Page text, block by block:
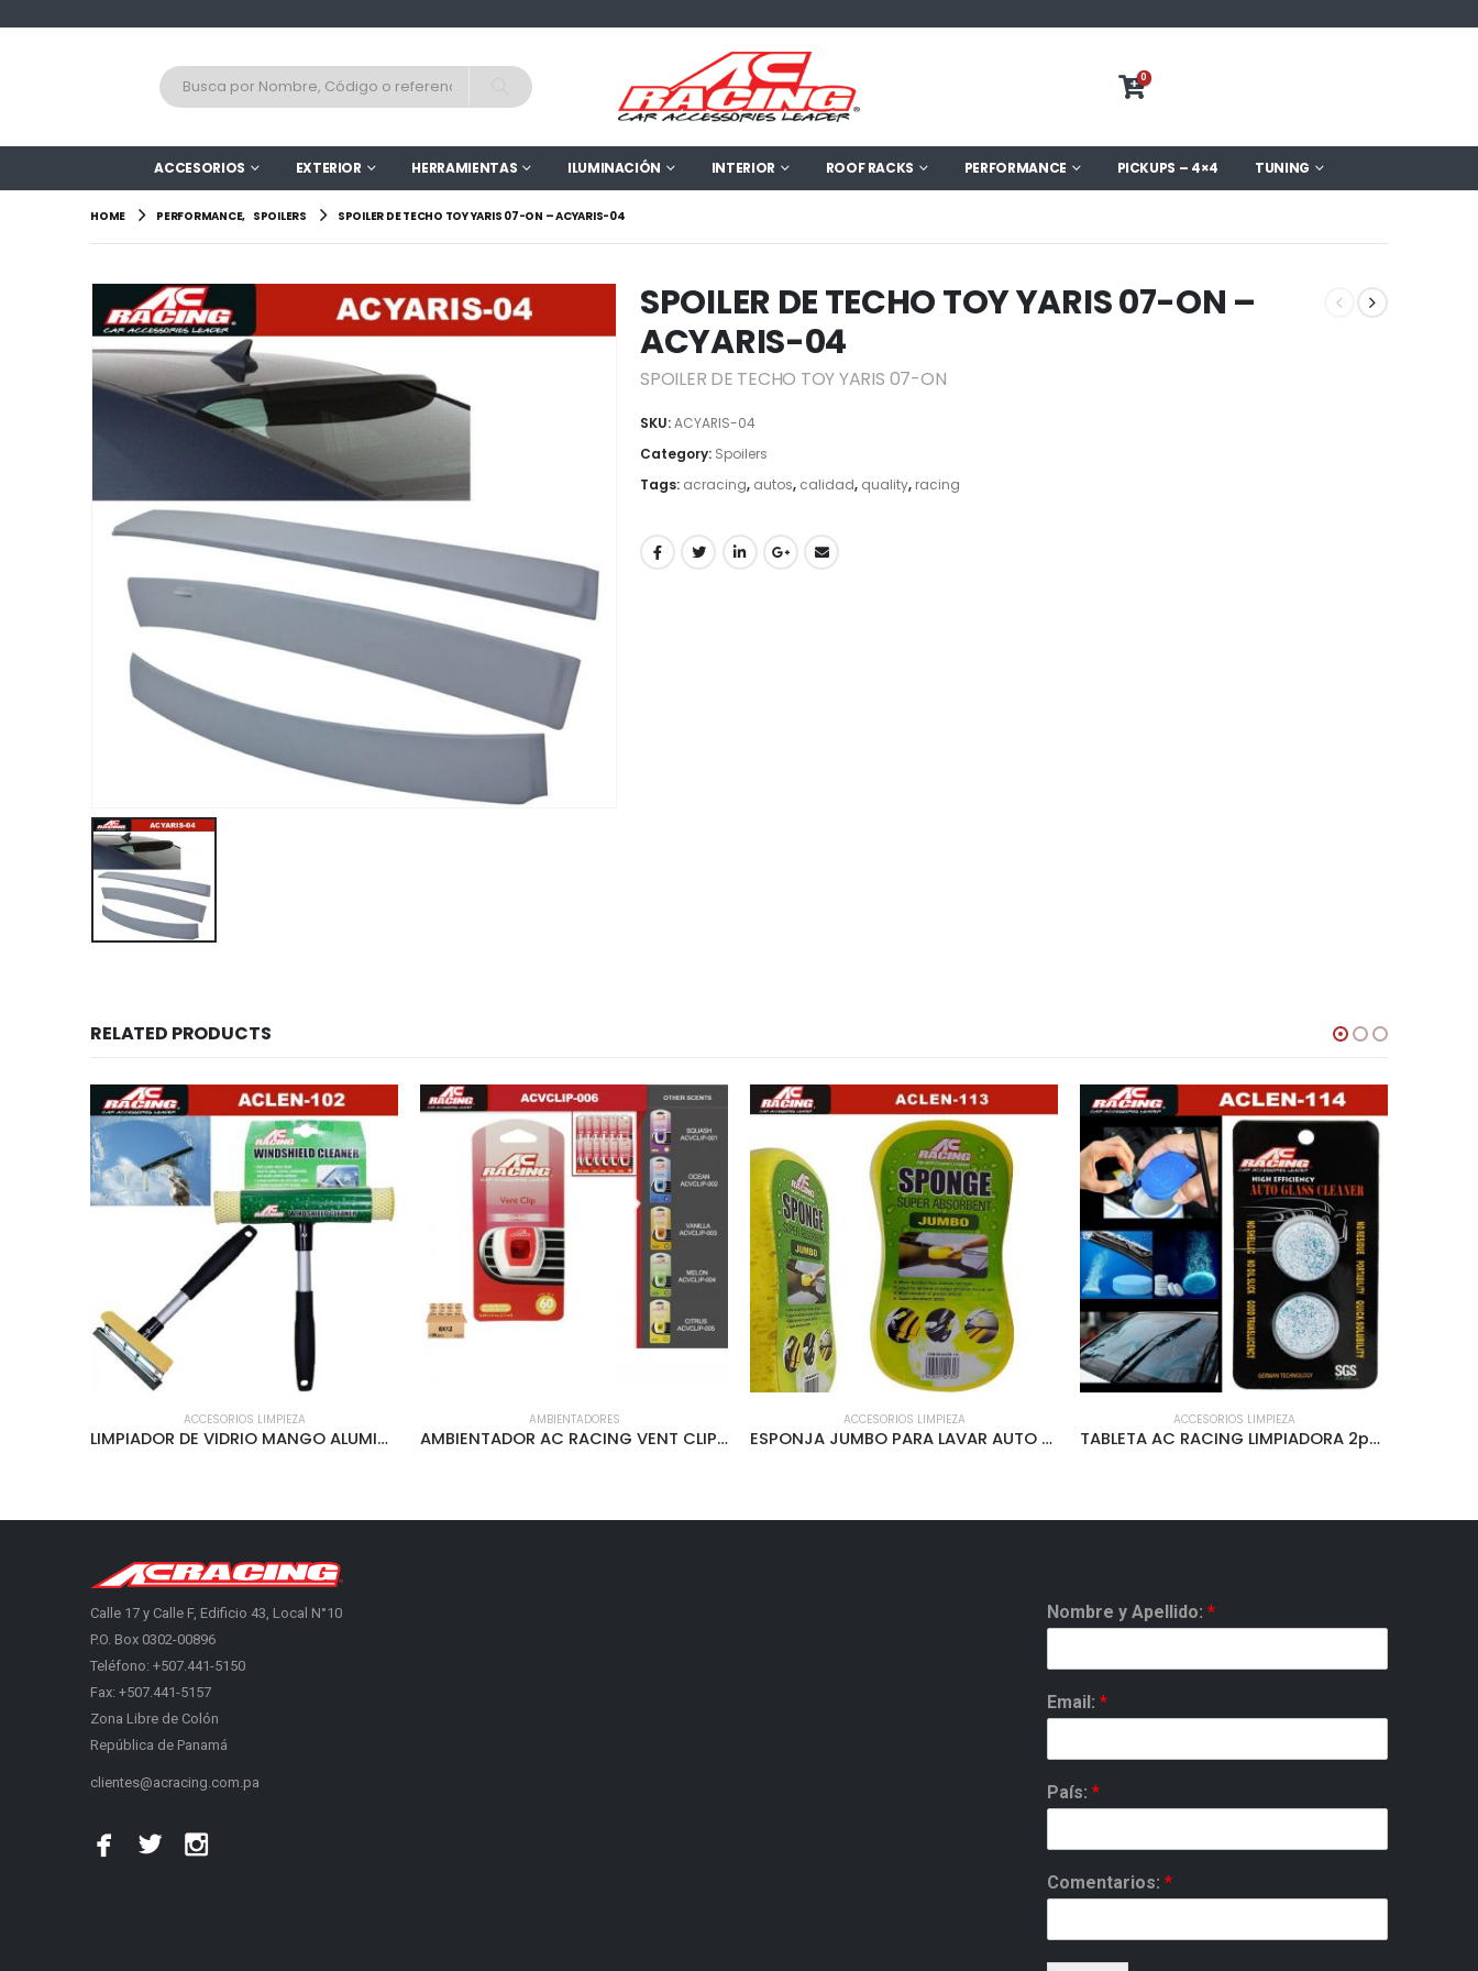
0
ACCESORIOS EXTERIOR HERRAMIENTAS ILUMINACIÓN INTERIOR ROOF RACKS PERFORMANCE PICKUPS – 4×4 TUNING
HOME PERFORMANCE, SPOILERS SPOILER DE TECHO TOY YARIS 07-ON – ACYARIS-04
SPOILER DE TECHO TOY YARIS 07-ON –
ACYARIS-04
SPOILER DE TECHO TOY YARIS 07-ON
SKU:ACYARIS-04
Category: Spoilers
Tags: acracing, autos, calidad, quality, racing
RELATED PRODUCTS
ACCESORIOS LIMPIEZA
LIMPIADOR DE VIDRIO MANGO ALUMINIO 8″ – ACLEN-102
AMBIENTADORES
AMBIENTADOR AC RACING VENT CLIP 12PCS/INNER FRESA – ACVCLIP-006
ACCESORIOS LIMPIEZA
ESPONJA JUMBO PARA LAVAR AUTO – ACLEN-113
ACCESORIOS LIMPIEZA
TABLETA AC RACING LIMPIADORA 2pcs PARA PARABRISAS – ACLEN-114
Calle 17 y Calle F, Edificio 43, Local N°10
P.O. Box 0302-00896
Teléfono: +507.441-5150
Fax: +507.441-5157
Zona Libre de Colón
República de Panamá
clientes@acracing.com.pa
Nombre y Apellido: *
Email: *
País: *
Comentarios: *